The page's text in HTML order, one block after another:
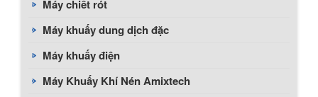
Máy chiết rót
Máy khuấy dung dịch đặc
Máy khuấy điện
Máy Khuấy Khí Nén Amixtech